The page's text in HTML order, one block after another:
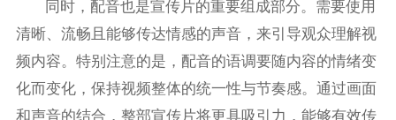
同时，配音也是宣传片的重要组成部分。需要使用
清晰、流畅且能够传达情感的声音，来引导观众理解视
频内容。特别注意的是，配音的语调要随内容的情绪变
化而变化，保持视频整体的统一性与节奏感。通过画面
和声音的结合，整部宣传片将更具吸引力，能够有效传